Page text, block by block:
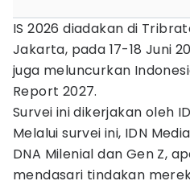
IS 2026 diadakan di
Jakarta, pada 17-18 Juni
juga meluncurkan
Report 2027.
Survei ini dikerjakan oleh
Melalui survei ini, IDN
DNA Milenial dan Gen Z,
mendasari tindakan